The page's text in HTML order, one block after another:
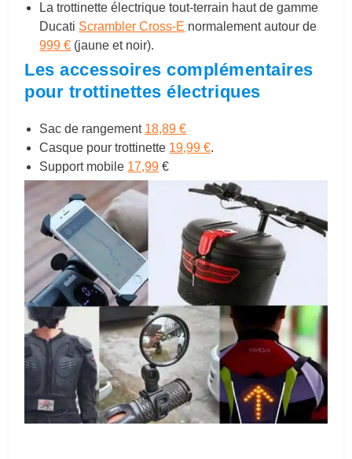
La trottinette électrique tout-terrain haut de gamme
Ducati Scrambler Cross-E normalement autour de
999 € (jaune et noir).
Les accessoires complémentaires
pour trottinettes électriques
Sac de rangement 18,89 €
Casque pour trottinette 19,99 €.
Support mobile 17,99 €